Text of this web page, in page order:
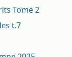
Tome 2
t.7